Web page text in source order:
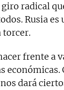
radical
Rusia es
torcer.
frente a
económicas.
dará